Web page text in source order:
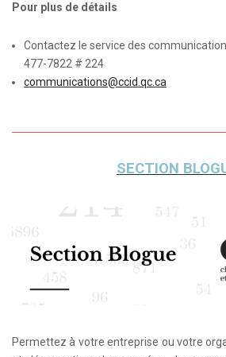
Pour plus de détails
Contactez le service des
477-7822 # 224
communications@ccid.qc.ca
SECTION
Permettez à votre entreprise ou votre